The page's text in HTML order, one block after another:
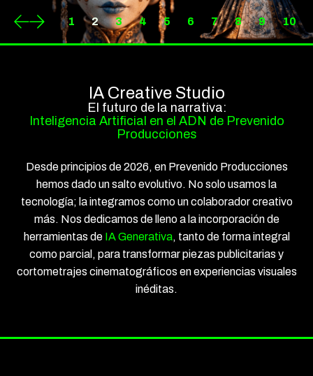
1 2 3 4 5 6 7 8 9 10
IA Creative Studio
El futuro de la narrativa:
Inteligencia Artificial en el ADN de Prevenido
Producciones
Desde principios de 2026, en Prevenido Producciones
hemos dado un salto evolutivo. No solo usamos la
tecnología; la integramos como un colaborador creativo
más. Nos dedicamos de lleno a la incorporación de
herramientas de IA Generativa, tanto de forma integral
como parcial, para transformar piezas publicitarias y
cortometrajes cinematográficos en experiencias visuales
inéditas.